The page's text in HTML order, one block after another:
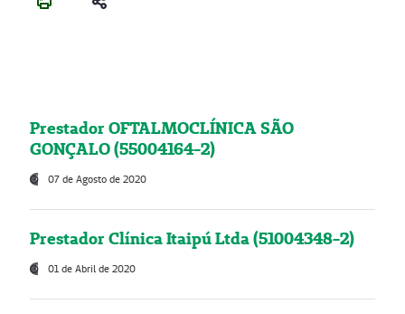
Prestador OFTALMOCLÍNICA SÃO
GONÇALO (55004164-2)
07 de Agosto de 2020
Prestador Clínica Itaipú Ltda (51004348-2)
01 de Abril de 2020